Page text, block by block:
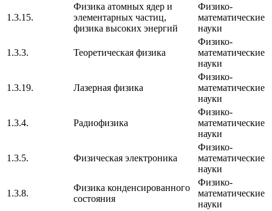
1.3.15.
Физика атомных ядер и
элементарных частиц,
физика высоких энергий
Физико-
математические
науки
1.3.3. Теоретическая физика
Физико-
математические
науки
1.3.19. Лазерная физика
Физико-
математические
науки
1.3.4. Радиофизика
Физико-
математические
науки
1.3.5. Физическая электроника
Физико-
математические
науки
1.3.8.
Физика конденсированного
состояния
Физико-
математические
науки